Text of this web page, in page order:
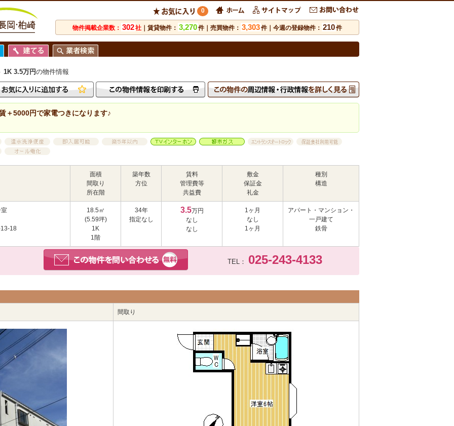
0
物件掲載企業数： 302社 ｜賃貸物件： 3,270件｜売買物件： 3,303件｜今週の登録物件： 210件
1K 3.5万円の物件情報
＋5000円で家電つきになります♪
面積
間取り
所在階
築年数
方位
賃料
管理費等
共益費
敷金
保証金
礼金
種別
構造
18
18.5㎡
(5.59坪)
1K
1階
34年
指定なし
3.5万円
なし
なし
1ヶ月
なし
1ヶ月
アパート・マンション・
一戸建て
鉄骨
TEL： 025-243-4133
間取り